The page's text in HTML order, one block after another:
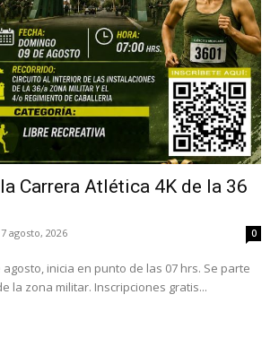
Carrera Atlética 4K de la 36
7 agosto, 2026 0
inicia en punto de las 07 hrs. Se parte
del 43 aniversario de la zona militar. Inscripciones gratis...